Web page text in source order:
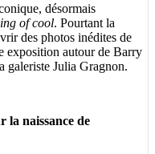
désormais
of cool. Pourtant la
des photos inédites de
exposition autour de Barry
galeriste Julia Gragnon.
la naissance de